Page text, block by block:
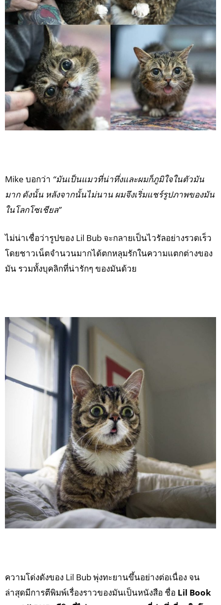
Mike บอกว่า “มันเป็นแมวที่น่าทึ่งและผมก็ภูมิใจในตัวมัน
มาก ดังนั้น หลังจากนั้นไม่นาน ผมจึงเริ่มแชร์รูปภาพของมัน
ในโลกโซเชียล”
ไม่น่าเชื่อว่ารูปของ Lil Bub จะกลายเป็นไวรัลอย่างรวดเร็ว
โดยชาวเน็ตจำนวนมากได้ตกหลุมรักในความแตกต่างของ
มัน รวมทั้งบุคลิกที่น่ารักๆ ของมันด้วย
ความโด่งดังของ Lil Bub พุ่งทะยานขึ้นอย่างต่อเนื่อง จน
ล่าสุดมีการตีพิมพ์เรื่องราวของมันเป็นหนังสือ ชื่อ Lil Book